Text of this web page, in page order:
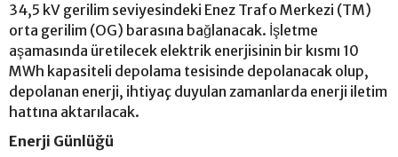
34,5 kV gerilim seviyesindeki Enez Trafo Merkezi (TM)
orta gerilim (OG) barasına bağlanacak. İşletme
aşamasında üretilecek elektrik enerjisinin bir kısmı 10
MWh kapasiteli depolama tesisinde depolanacak olup,
depolanan enerji, ihtiyaç duyulan zamanlarda enerji iletim
hattına aktarılacak.
Enerji Günlüğü